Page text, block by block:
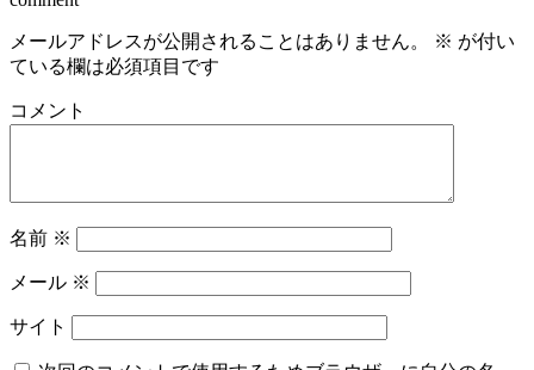
メールアドレスが公開されることはありません。 ※ が付い
ている欄は必須項目です
コメント
名前 ※
メール ※
サイト